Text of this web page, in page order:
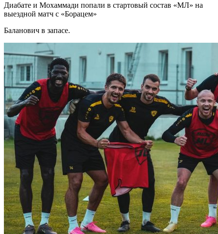
Диабате и Мохаммади попали в стартовый состав «МЛ» на
выездной матч с «Борацем»
Баланович в запасе.